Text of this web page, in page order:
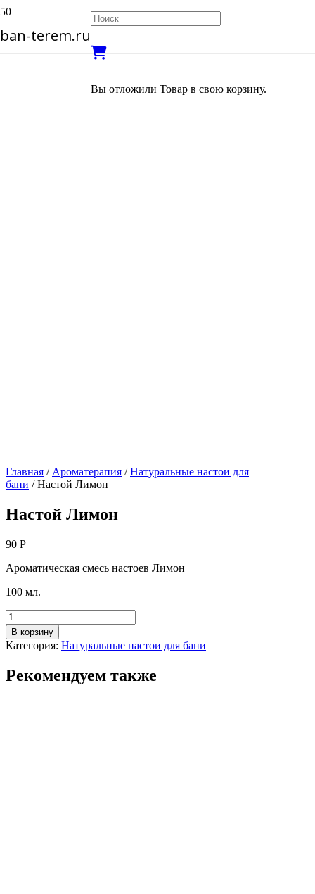
ban-terem.ru
Вы отложили Товар в свою корзину.
Главная / Ароматерапия /Натуральные настои для
бани / Настой Лимон
Настой Лимон
90 Р
Ароматическая смесь настоев Лимон
100 мл.
Количество
товара
Настой
Лимон
В корзину
Категория: Натуральные настои для бани
Рекомендуем также